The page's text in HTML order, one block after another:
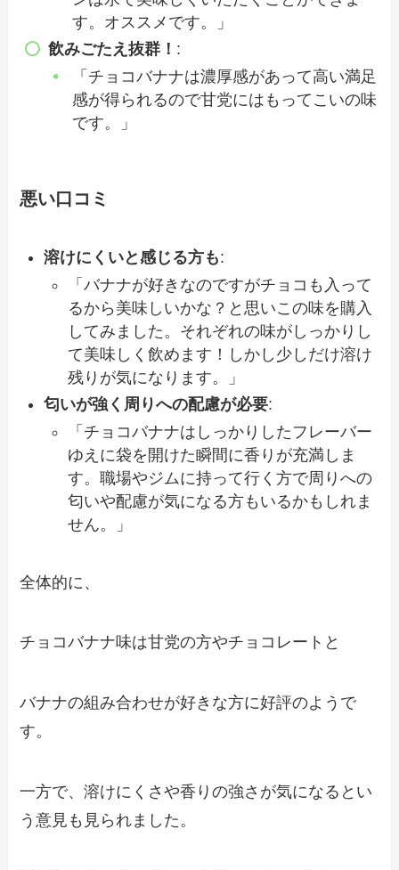
す。オススメです。」
飲みごたえ抜群！ :
「チョコバナナは濃厚感があって高い満足
感が得られるので甘党にはもってこいの味
です。」
悪い口コミ
溶けにくいと感じる方も:
「バナナが好きなのですがチョコも入って
るから美味しいかな？と思いこの味を購入
してみました。それぞれの味がしっかりし
て美味しく飲めます！しかし少しだけ溶け
残りが気になります。」
匂いが強く周りへの配慮が必要:
「チョコバナナはしっかりしたフレーバー
ゆえに袋を開けた瞬間に香りが充満しま
す。職場やジムに持って行く方で周りへの
匂いや配慮が気になる方もいるかもしれま
せん。」
全体的に、
チョコバナナ味は甘党の方やチョコレートと
バナナの組み合わせが好きな方に好評のようで
す。
一方で、溶けにくさや香りの強さが気になるとい
う意見も見られました。